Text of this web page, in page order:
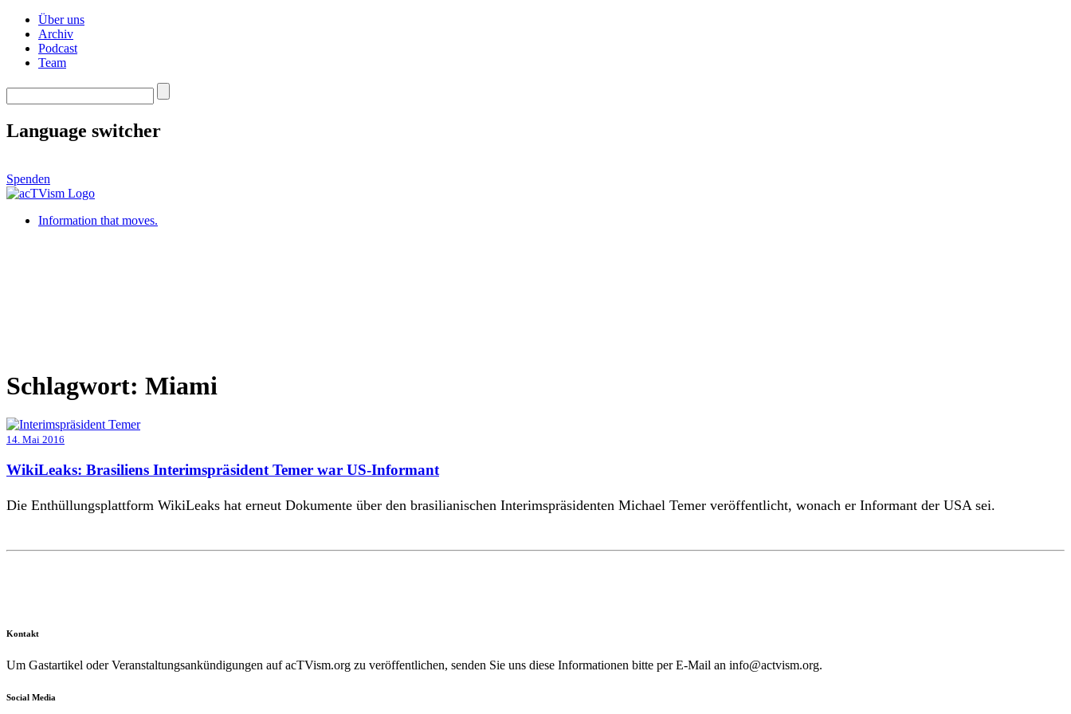
Über uns
Archiv
Podcast
Team
Language switcher
Spenden
Information that moves.
Schlagwort: Miami
14. Mai 2016
WikiLeaks: Brasiliens Interimspräsident Temer war US-Informant
Die Enthüllungsplattform WikiLeaks hat erneut Dokumente über den brasilianischen Interimspräsidenten Michael Temer veröffentlicht, wonach er Informant der USA sei.
Kontakt
Um Gastartikel oder Veranstaltungsankündigungen auf acTVism.org zu veröffentlichen, senden Sie uns diese Informationen bitte per E-Mail an info@actvism.org.
Social Media